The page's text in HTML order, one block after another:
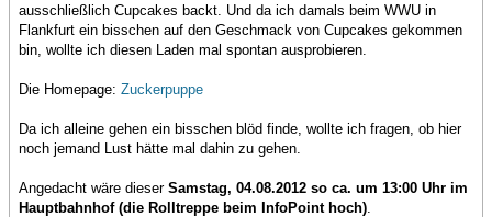
ausschließlich Cupcakes backt. Und da ich damals beim WWU in
Flankfurt ein bisschen auf den Geschmack von Cupcakes gekommen
bin, wollte ich diesen Laden mal spontan ausprobieren.
Die Homepage: Zuckerpuppe
Da ich alleine gehen ein bisschen blöd finde, wollte ich fragen, ob hier
noch jemand Lust hätte mal dahin zu gehen.
Angedacht wäre dieser Samstag, 04.08.2012 so ca. um 13:00 Uhr im
Hauptbahnhof (die Rolltreppe beim InfoPoint hoch).